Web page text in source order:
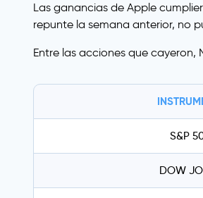
Las ganancias de Apple
repunte la semana anterior, no
Entre las acciones que
S&P
DOW